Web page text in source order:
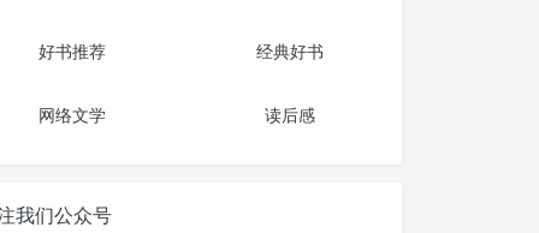
好书推荐 经典好书
网络文学 读后感
我们公众号